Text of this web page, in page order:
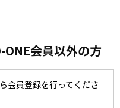
会員以外の方
会員登録を行ってくださ